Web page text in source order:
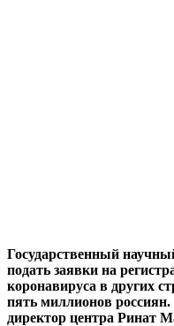
Государственный
подать заявки на
коронавируса в других
пять миллионов
директор центра Ринат